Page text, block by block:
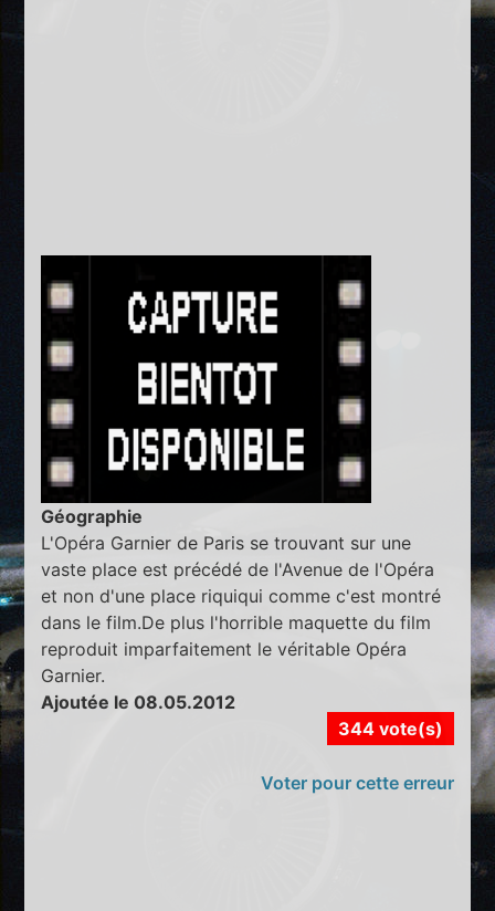
Géographie
L'Opéra Garnier de Paris se trouvant sur une
vaste place est précédé de l'Avenue de l'Opéra
et non d'une place riquiqui comme c'est montré
dans le film.De plus l'horrible maquette du film
reproduit imparfaitement le véritable Opéra
Garnier.
Ajoutée le 08.05.2012
344 vote(s)
Voter pour cette erreur